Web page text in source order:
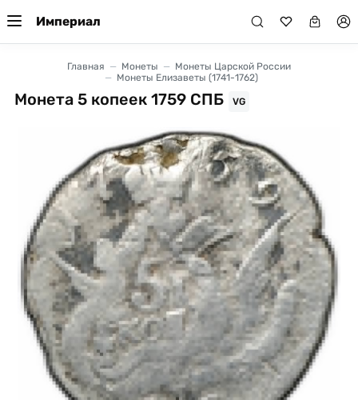
Империал
Главная Монеты
Монеты Царской России
Монеты Елизаветы (1741-1762)
Монета 5 копеек 1759 СПБ VG